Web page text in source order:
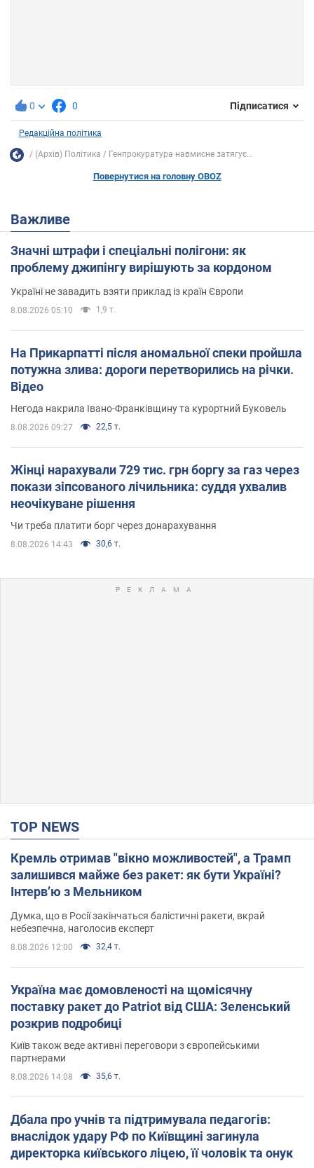
0 0 Підписатися
Редакційна політика
(Архів) Політика Генпрокуратура навмисне затягує...
Повернутися на головну OBOZ
Важливе
Значні штрафи і спеціальні полігони: як
проблему джипінгу вирішують за кордоном
Україні не завадить взяти приклад із країн Європи
8.08.2026 05:10 1,9 т.
На Прикарпатті після аномальної спеки пройшла
потужна злива: дороги перетворились на річки.
Відео
Негода накрила Івано-Франківщину та курортний Буковель
8.08.2026 09:27 22,5 т.
Жінці нарахували 729 тис. грн боргу за газ через
покази зіпсованого лічильника: суддя ухвалив
неочікуване рішення
Чи треба платити борг через донарахування
8.08.2026 14:43 30,6 т.
TOP NEWS
Кремль отримав "вікно можливостей", а Трамп
залишився майже без ракет: як бути Україні?
Інтерв’ю з Мельником
Думка, що в Росії закінчаться балістичні ракети, вкрай
небезпечна, наголосив експерт
8.08.2026 12:00 32,4 т.
Україна має домовленості на щомісячну
поставку ракет до Patriot від США: Зеленський
розкрив подробиці
Київ також веде активні переговори з європейськими
партнерами
8.08.2026 14:08 35,6 т.
Дбала про учнів та підтримувала педагогів:
внаслідок удару РФ по Київщині загинула
директорка київського ліцею, її чоловік та онук